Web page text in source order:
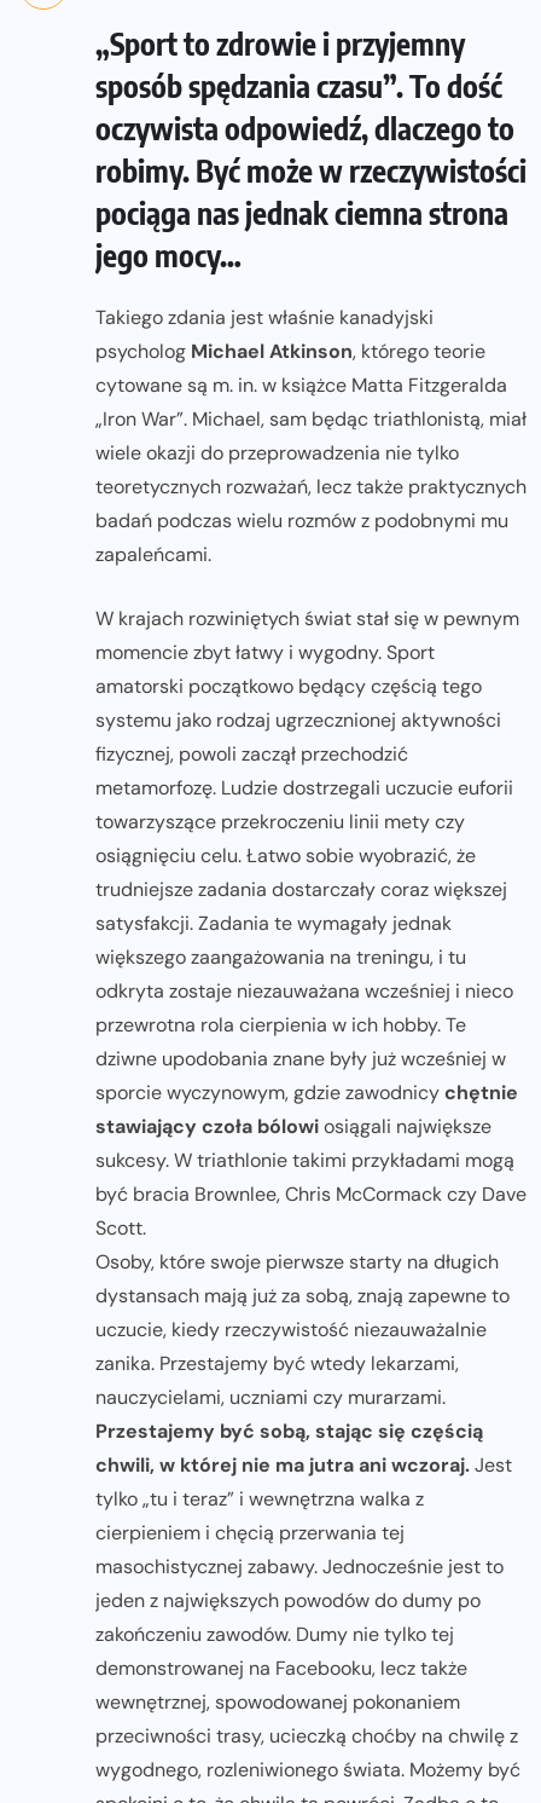
„Sport to zdrowie i przyjemny
sposób spędzania czasu”. To dość
oczywista odpowiedź, dlaczego to
robimy. Być może w rzeczywistości
pociąga nas jednak ciemna strona
jego mocy…
Takiego zdania jest właśnie kanadyjski
psycholog Michael Atkinson, którego teorie
cytowane są m. in. w książce Matta Fitzgeralda
„Iron War”. Michael, sam będąc triathlonistą, miał
wiele okazji do przeprowadzenia nie tylko
teoretycznych rozważań, lecz także praktycznych
badań podczas wielu rozmów z podobnymi mu
zapaleńcami.
W krajach rozwiniętych świat stał się w pewnym
momencie zbyt łatwy i wygodny. Sport
amatorski początkowo będący częścią tego
systemu jako rodzaj ugrzecznionej aktywności
fizycznej, powoli zaczął przechodzić
metamorfozę. Ludzie dostrzegali uczucie euforii
towarzyszące przekroczeniu linii mety czy
osiągnięciu celu. Łatwo sobie wyobrazić, że
trudniejsze zadania dostarczały coraz większej
satysfakcji. Zadania te wymagały jednak
większego zaangażowania na treningu, i tu
odkryta zostaje niezauważana wcześniej i nieco
przewrotna rola cierpienia w ich hobby. Te
dziwne upodobania znane były już wcześniej w
sporcie wyczynowym, gdzie zawodnicychętnie
stawiający czoła bólowiosiągali największe
sukcesy. W triathlonie takimi przykładami mogą
być bracia Brownlee, Chris McCormack czy Dave
Scott.
Osoby, które swoje pierwsze starty na długich
dystansach mają już za sobą, znają zapewne to
uczucie, kiedy rzeczywistość niezauważalnie
zanika. Przestajemy być wtedy lekarzami,
nauczycielami, uczniami czy murarzami.
Przestajemy być sobą, stając się częścią
chwili, w której nie ma jutra ani wczoraj.Jest
tylko „tu i teraz” i wewnętrzna walka z
cierpieniem i chęcią przerwania tej
masochistycznej zabawy. Jednocześnie jest to
jeden z największych powodów do dumy po
zakończeniu zawodów. Dumy nie tylko tej
demonstrowanej na Facebooku, lecz także
wewnętrznej, spowodowanej pokonaniem
przeciwności trasy, ucieczką choćby na chwilę z
wygodnego, rozleniwionego świata. Możemy być